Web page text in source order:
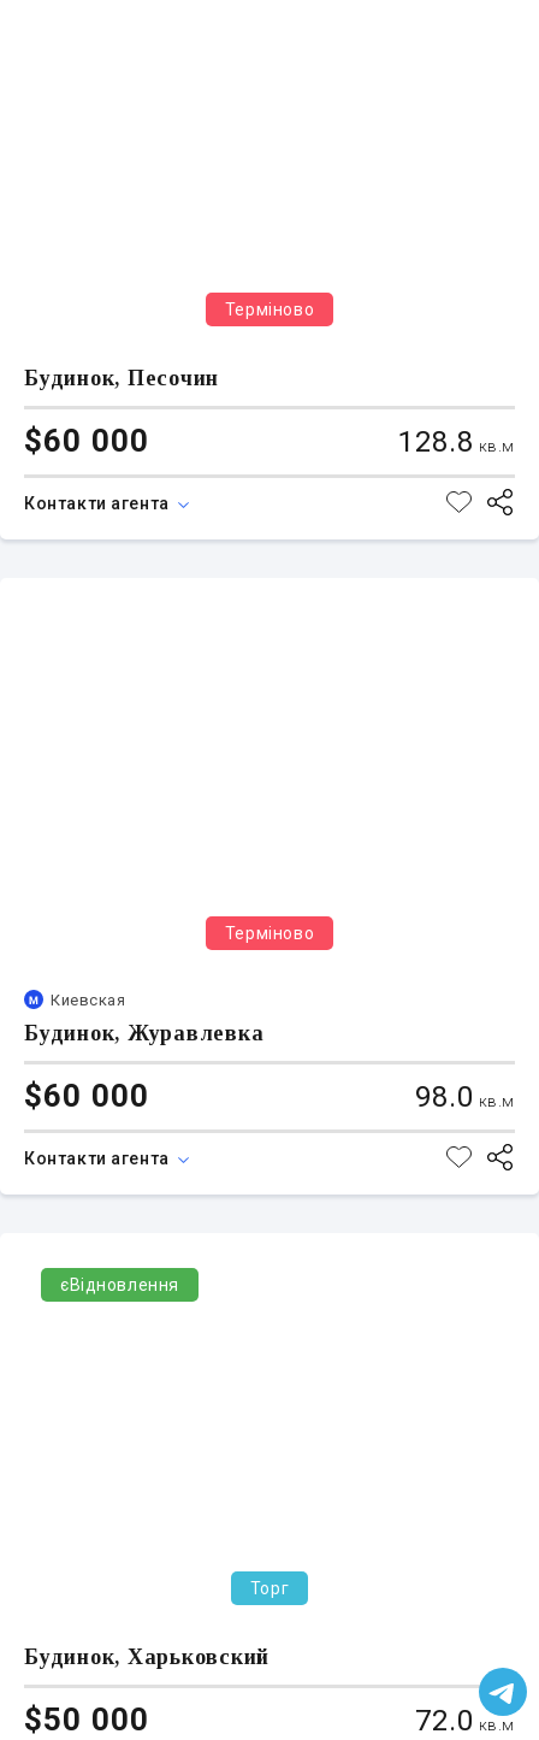
Терміново
Будинок, Песочин
$60 000 128.8 кв.м
Контакти агента
Терміново
Киевская
Будинок, Журавлевка
$60 000 98.0 кв.м
Контакти агента
єВідновлення
Торг
Будинок, Харьковский
$50 000 72.0 кв.м